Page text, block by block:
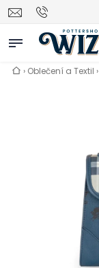
Vyhledávání
› Oblečení a Textil ›